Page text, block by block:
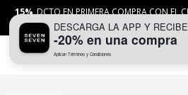
15% DCTO EN PRIMERA COMPRA CON EL
APLICANTYC
DESCARGA LA APP Y RECIBE
-20% en una compra
Aplican Términos y Condiciones